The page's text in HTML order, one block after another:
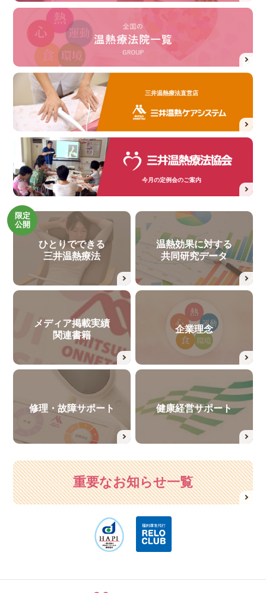
三井温熱療法直営店
今月の定例会のご案内
限定
公開
ひとりでできる
三井温熱療法
温熱効果に対する
共同研究データ
メディア掲載実績
関連書籍
企業理念
修理・故障サポート 健康経営サポート
重要なお知らせ一覧